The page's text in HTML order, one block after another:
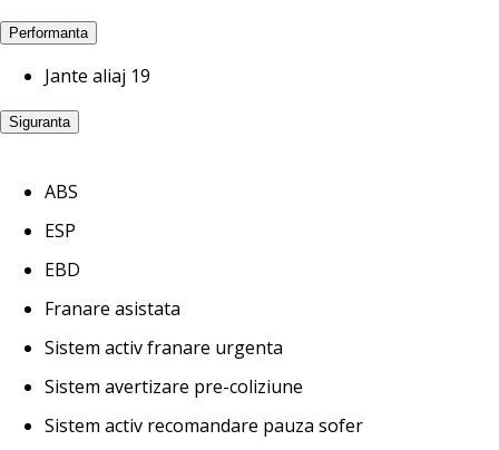
Performanta
Jante aliaj 19
Siguranta
ABS
ESP
EBD
Franare asistata
Sistem activ franare urgenta
Sistem avertizare pre-coliziune
Sistem activ recomandare pauza sofer